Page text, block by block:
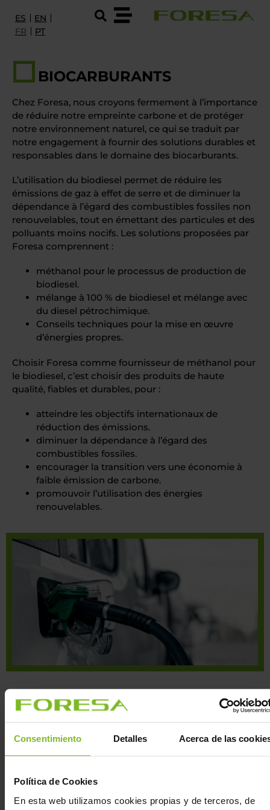
Consentimiento Detalles Acerca de las
Política de Cookies
En esta web utilizamos cookies propias y de terceros, de
ES
EN
FR
PT
PRODUITS ET SERVICES
À PROPOS DE FORESA
DURABILITÉ ET CERTIFICATIONS
CONTACT
CONTACTEZ NOUS
BIOCARBURANTS
Chez Foresa, nous croyons fermement à l’importance
de réduire notre empreinte carbone et de protéger
notre environnement naturel, ce qui se traduit par
notre engagement à fournir des solutions durables et
responsables dans le domaine des biocarburants.
L’utilisation du biodiesel permet de réduire les
émissions de gaz à effet de serre et de diminuer la
dépendance à l’égard des combustibles fossiles non
renouvelables, tout en émettant des particules et des
polluants moins nocifs. Les solutions proposées par
Foresa comprennent :
méthanol pour le processus de production de
biodiesel.
mélange à 100 % de biodiesel et mélange avec
du diesel pétrochimique.
Conseils techniques pour la mise en œuvre
d’énergies propres.
Choisir Foresa comme fournisseur de méthanol pour
le biodiesel, c’est choisir des produits de haute
qualité, fiables et durables, pour :
atteindre les objectifs internationaux de
réduction des émissions.
diminuer la dépendance à l’égard des
combustibles fossiles.
encourager la transition vers une économie à
faible émission de carbone.
promouvoir l’utilisation des énergies
renouvelables.
Pour des informations plus détaillées et complètes,
veuillez contacter notre équipe de vente.